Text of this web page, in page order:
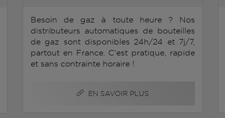
Besoin de gaz à toute heure ? Nos
distributeurs automatiques de bouteilles
de gaz sont disponibles 24h/24 et 7j/7,
partout en France. C'est pratique, rapide
et sans contrainte horaire !
EN SAVOIR PLUS